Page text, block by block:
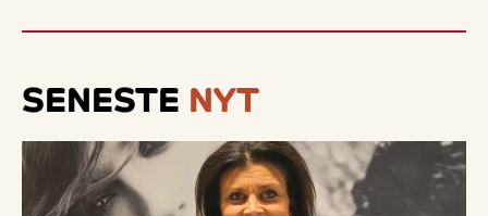
SENESTE NYT